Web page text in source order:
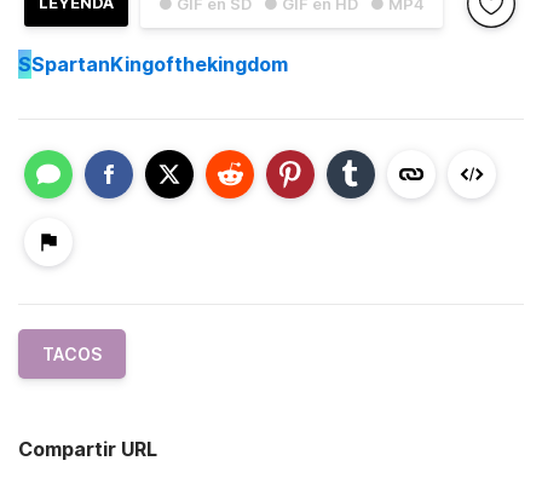
SSpartanKingofthekingdom
TACOS
Compartir URL